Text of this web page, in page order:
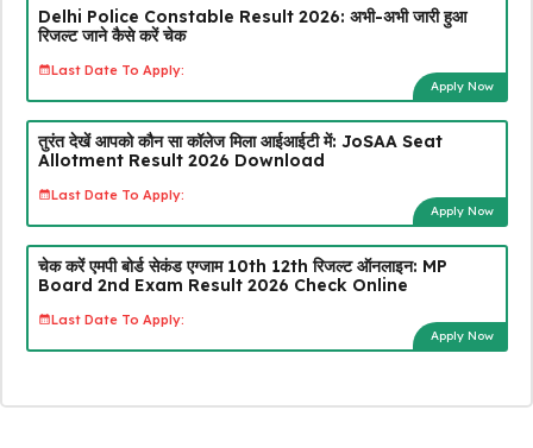
Delhi Police Constable Result 2026: अभी-अभी जारी हुआ
रिजल्ट जाने कैसे करें चेक
Last Date To Apply:
Apply Now
तुरंत देखें आपको कौन सा कॉलेज मिला आईआईटी में: JoSAA Seat
Allotment Result 2026 Download
Last Date To Apply:
Apply Now
चेक करें एमपी बोर्ड सेकंड एग्जाम 10th 12th रिजल्ट ऑनलाइन: MP
Board 2nd Exam Result 2026 Check Online
Last Date To Apply:
Apply Now